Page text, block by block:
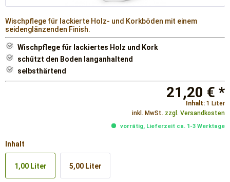
Wischpflege für lackierte Holz- und Korkböden mit einem
seidenglänzenden Finish.
Wischpflege für lackiertes Holz und Kork
schützt den Boden langanhaltend
selbsthärtend
21,20 € *
Inhalt: 1 Liter
inkl. MwSt. zzgl. Versandkosten
vorrätig, Lieferzeit ca. 1-3 Werktage
Inhalt
1,00 Liter 5,00 Liter